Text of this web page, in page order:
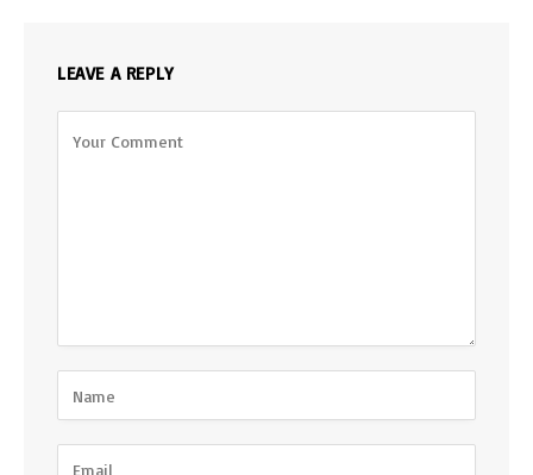
LEAVE A REPLY